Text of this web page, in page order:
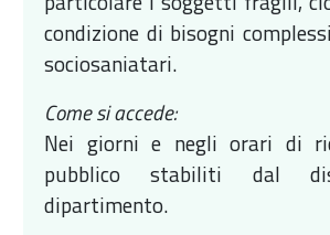
condizione di bisogni
sociosaniatari.
Come si accede:
Nei giorni e negli orari di
pubblico stabiliti dal
dipartimento.